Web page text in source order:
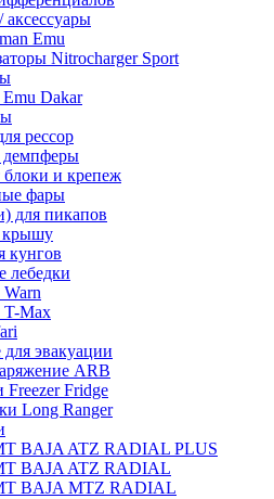
Emu
Nitrocharger Sport
Dakar
рессор
демпферы
блоки и крепеж
фары
для пикапов
крышу
кунгов
лебедки
T-Max
эвакуации
ARB
Fridge
Long Ranger
BAJA ATZ RADIAL PLUS
BAJA ATZ RADIAL
BAJA MTZ RADIAL